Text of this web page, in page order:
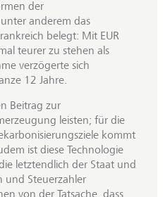
der
anderem das
belegt: Mit EUR
teurer zu stehen als
verzögerte sich
12 Jahre.
Beitrag zur
leisten; für die
kommt
ist diese Technologie
letztendlich der Staat und
und Steuerzahler
von der Tatsache, dass